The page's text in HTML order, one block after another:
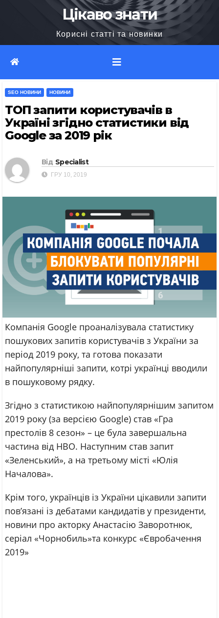
Цікаво знати
Корисні статті та новинки
SEO НОВИНИ НОВИНИ
ТОП запити користувачів в
Україні згідно статистики від
Google за 2019 рік
Від Specialist
ГРУ 10, 2019
Компанія Google проаналізувала статистику
пошукових запитів користувачів з України за
період 2019 року, та готова показати
найпопулярніші запити, котрі українці вводили
в пошуковому рядку.
Згідно з статистикою найпопулярнішим запитом
2019 року (за версією Google) став «Гра
престолів 8 сезон» – це була завершальна
частина від HBO. Наступним став запит
«Зеленський», а на третьому місті «Юлія
Началова».
Крім того, українців із України цікавили запити
пов’язані із дебатами кандидатів у президенти,
новини про акторку Анастасію Заворотнюк,
серіал «Чорнобиль»та конкурс «Євробачення
2019»